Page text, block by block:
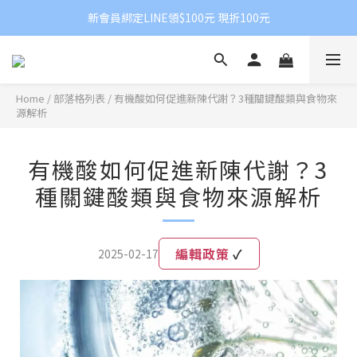
新會員綁定LINE領$100元 現折100元
Home / 部落格列表 / 有機酸如何促進新陳代謝？3種關鍵酸類與食物來
源解析
有機酸如何促進新陳代謝？3
種關鍵酸類與食物來源解析
2025-02-17 編輯政策 ✓